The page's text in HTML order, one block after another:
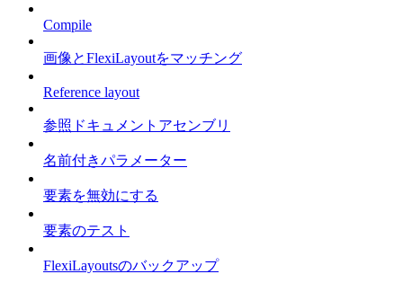
Compile
画像とFlexiLayoutをマッチング
Reference layout
参照ドキュメントアセンブリ
名前付きパラメーター
要素を無効にする
要素のテスト
FlexiLayoutsのバックアップ